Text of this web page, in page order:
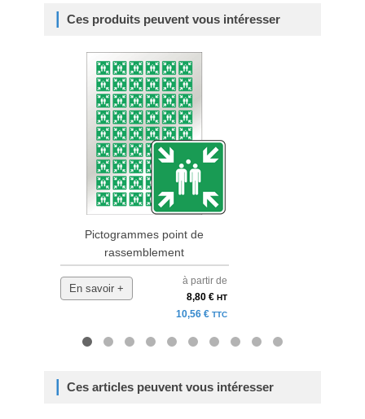
Ces produits peuvent vous intéresser
Pictogrammes point de
rassemblement
En savoir +
à partir de
8,80 € HT
10,56 € TTC
Ces articles peuvent vous intéresser